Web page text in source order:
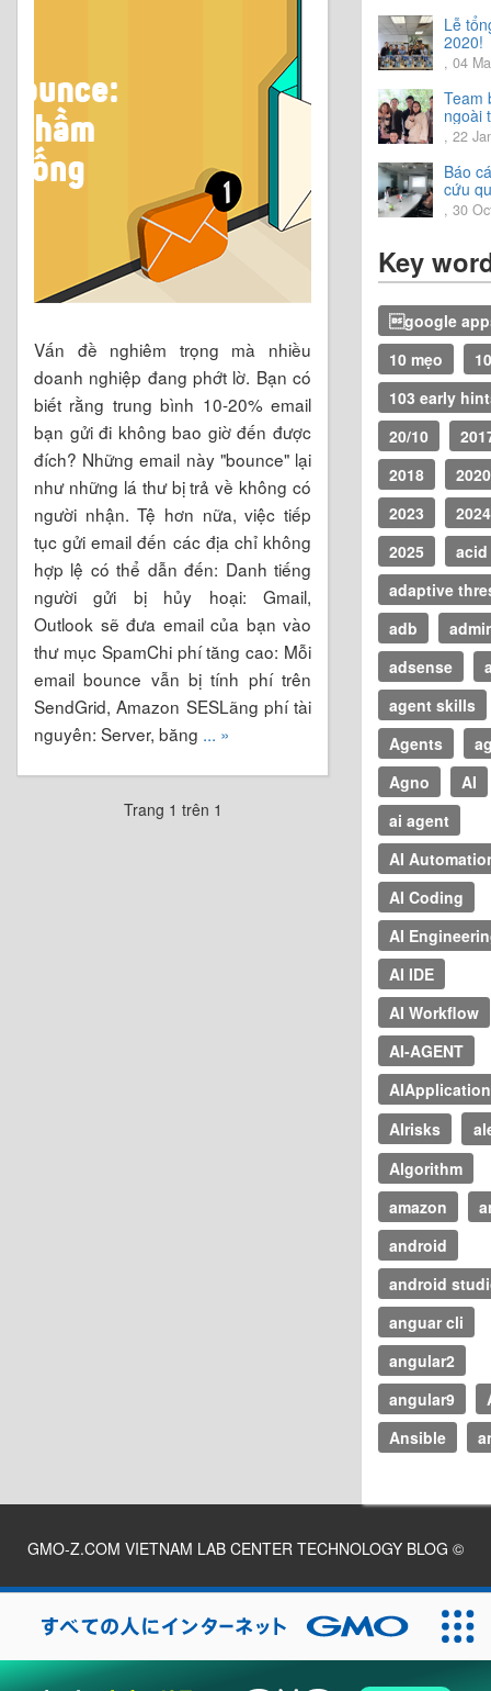
Vấn đề nghiêm trọng mà nhiều
doanh nghiệp đang phớt lờ. Bạn có
biết rằng trung bình 10-20% email
bạn gửi đi không bao giờ đến được
đích? Những email này "bounce" lại
như những lá thư bị trả về không có
người nhận. Tệ hơn nữa, việc tiếp
tục gửi email đến các địa chỉ không
hợp lệ có thể dẫn đến: Danh tiếng
người gửi bị hủy hoại: Gmail,
Outlook sẽ đưa email của bạn vào
thư mục SpamChi phí tăng cao: Mỗi
email bounce vẫn bị tính phí trên
SendGrid, Amazon SESLãng phí tài
nguyên: Server, băng ... »
Trang 1 trên 1
Lễ
2020!
, 04
Team
ngoài
trải
vời.
, 22
Báo
cứu
2020
, 30
Key
google
10 mẹo
103 early
20/10
2018
2020
2023
2024
2025
acid
adaptive
adb
adsense
agent skills
Agents
Agno
AI
ai agent
AI
AI Coding
AI
AI IDE
AI Workflow
AI-AGENT
AIrisks
Algorithm
amazon
android
android
anguar cli
angular2
angular9
Ansible
GMO-Z.COM VIETNAM LAB CENTER TECHNOLOGY BLOG ©
2026